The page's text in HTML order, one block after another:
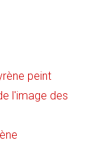
peint
l'image des